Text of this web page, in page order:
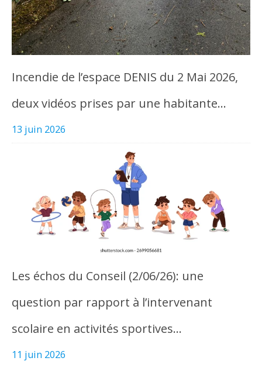
Incendie de l’espace DENIS du 2 Mai 2026,
deux vidéos prises par une habitante…
13 juin 2026
Les échos du Conseil (2/06/26): une
question par rapport à l’intervenant
scolaire en activités sportives…
11 juin 2026